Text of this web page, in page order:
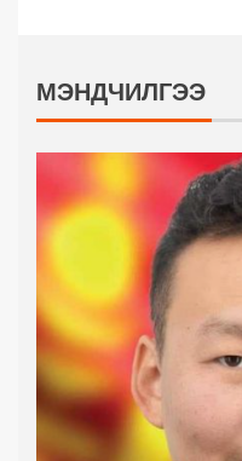
МЭНДЧИЛГЭЭ